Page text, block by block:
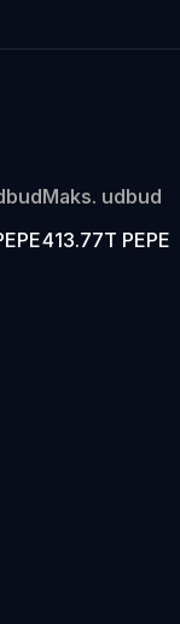
Maks. udbud
413.77T PEPE